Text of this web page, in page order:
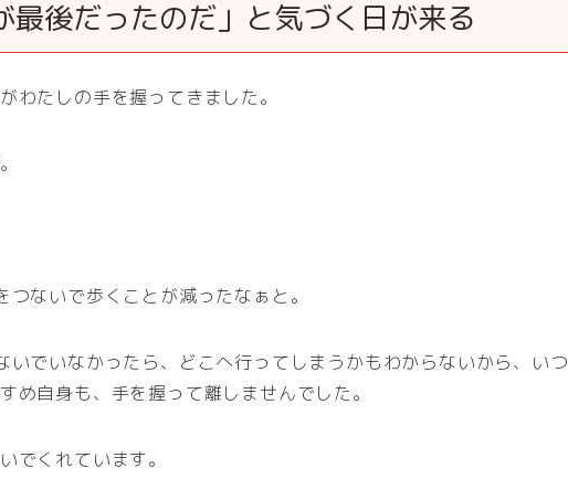
最後だったのだ」と気づく日が来る
わたしの手を握ってきました。
ないで歩くことが減ったなぁと。
いでいなかったら、どこへ行ってしまうかもわからないから、いつ
め自身も、手を握って離しませんでした。
でくれています。